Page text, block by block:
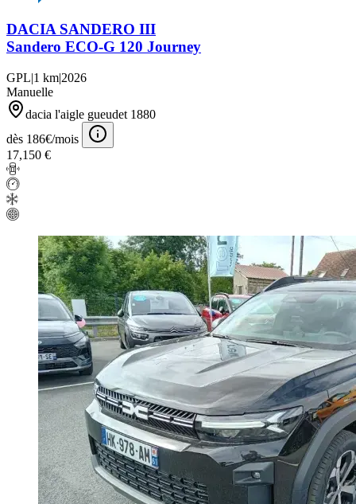
DACIA SANDERO III
Sandero ECO-G 120 Journey
GPL|1 km|2026
Manuelle
dacia l'aigle gueudet 1880
dès 186€/mois
17,150 €